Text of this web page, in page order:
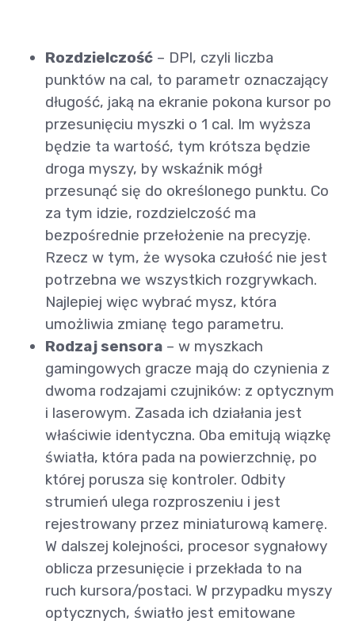
Rozdzielczość – DPI, czyli liczba
punktów na cal, to parametr oznaczający
długość, jaką na ekranie pokona kursor po
przesunięciu myszki o 1 cal. Im wyższa
będzie ta wartość, tym krótsza będzie
droga myszy, by wskaźnik mógł
przesunąć się do określonego punktu. Co
za tym idzie, rozdzielczość ma
bezpośrednie przełożenie na precyzję.
Rzecz w tym, że wysoka czułość nie jest
potrzebna we wszystkich rozgrywkach.
Najlepiej więc wybrać mysz, która
umożliwia zmianę tego parametru.
Rodzaj sensora – w myszkach
gamingowych gracze mają do czynienia z
dwoma rodzajami czujników: z optycznym
i laserowym. Zasada ich działania jest
właściwie identyczna. Oba emitują wiązkę
światła, która pada na powierzchnię, po
której porusza się kontroler. Odbity
strumień ulega rozproszeniu i jest
rejestrowany przez miniaturową kamerę.
W dalszej kolejności, procesor sygnałowy
oblicza przesunięcie i przekłada to na
ruch kursora/postaci. W przypadku myszy
optycznych, światło jest emitowane